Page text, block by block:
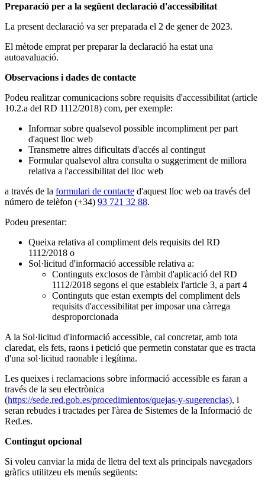
Preparació per a la següent declaració d'accessibilitat
La present declaració va ser preparada el 2 de gener de 2023.
El mètode emprat per preparar la declaració ha estat una
autoavaluació.
Observacions i dades de contacte
Podeu realitzar comunicacions sobre requisits d'accessibilitat (article
10.2.a del RD 1112/2018) com, per exemple:
Informar sobre qualsevol possible incompliment per part
d'aquest lloc web
Transmetre altres dificultats d'accés al contingut
Formular qualsevol altra consulta o suggeriment de millora
relativa a l'accessibilitat del lloc web
a través de la formulari de contacte d'aquest lloc web oa través del
número de telèfon (+34) 93 721 32 88.
Podeu presentar:
Queixa relativa al compliment dels requisits del RD
1112/2018 o
Sol·licitud d'informació accessible relativa a:
Continguts exclosos de l'àmbit d'aplicació del RD
1112/2018 segons el que estableix l'article 3, a part 4
Continguts que estan exempts del compliment dels
requisits d'accessibilitat per imposar una càrrega
desproporcionada
A la Sol·licitud d'informació accessible, cal concretar, amb tota
claredat, els fets, raons i petició que permetin constatar que es tracta
d'una sol·licitud raonable i legítima.
Les queixes i reclamacions sobre informació accessible es faran a
través de la seu electrònica
(https://sede.red.gob.es/procedimientos/quejas-y-sugerencias), i
seran rebudes i tractades per l'àrea de Sistemes de la Informació de
Red.es.
Contingut opcional
Si voleu canviar la mida de lletra del text als principals navegadors
gràfics utilitzeu els menús següents: